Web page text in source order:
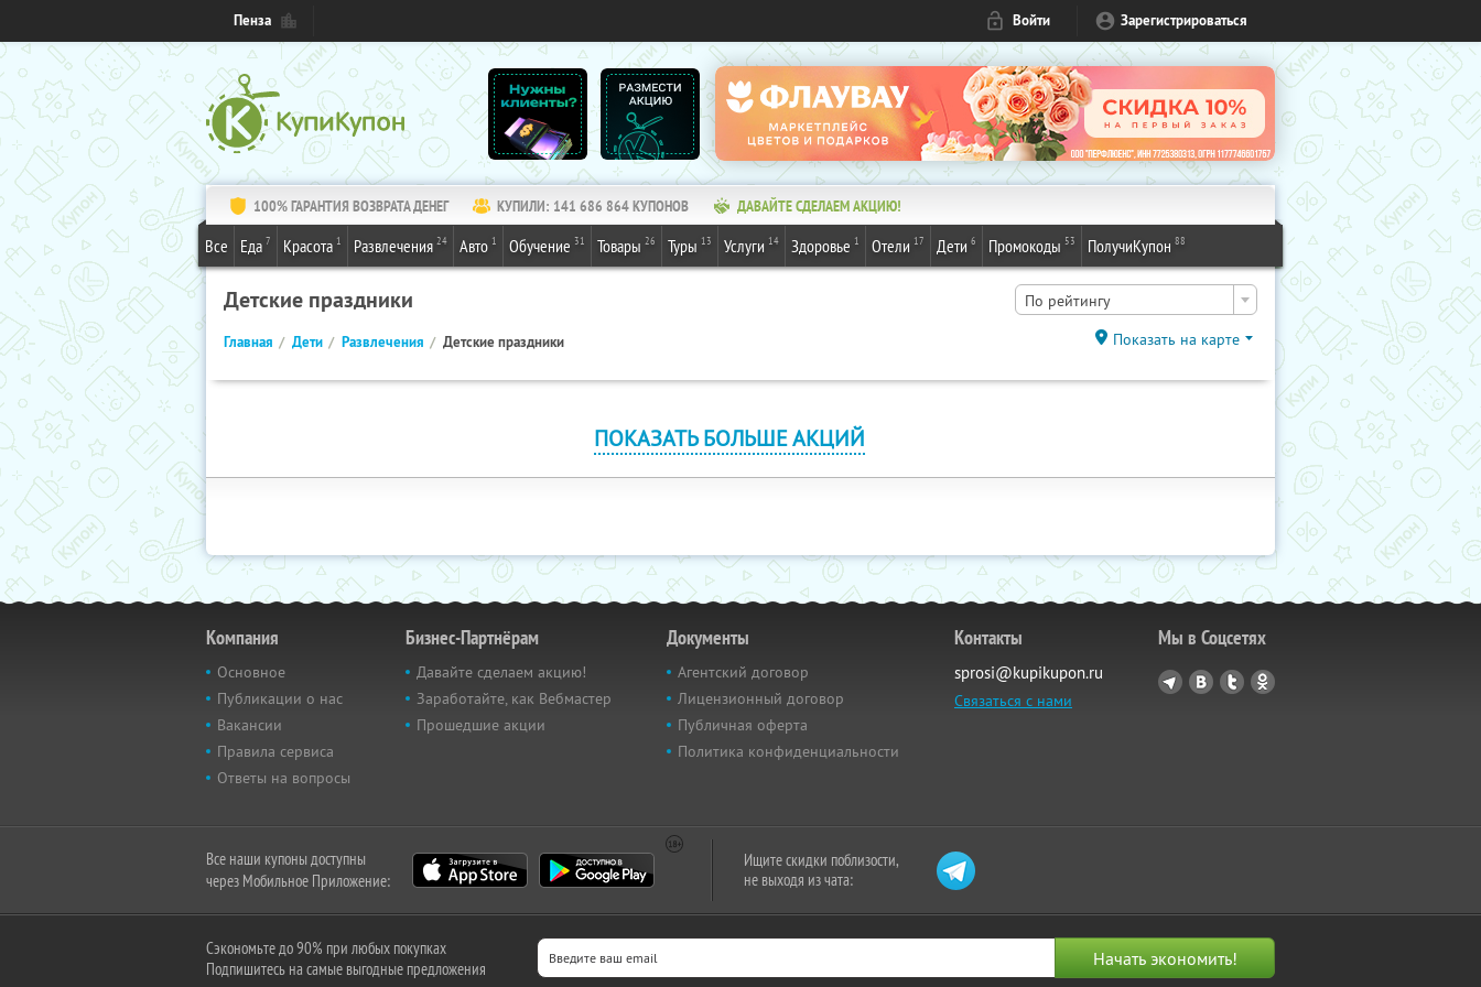
Пенза Войти Зарегистрироваться
100% ГАРАНТИЯ ВОЗВРАТА ДЕНЕГ КУПИЛИ: 141 686 864КУПОНОВ ДАВАЙТЕ СДЕЛАЕМ АКЦИЮ!
Все Еда 7 Красота 1 Развлечения 24 Авто 1 Обучение 31 Товары 26 Туры 13 Услуги 14 Здоровье 1 Отели 17 Дети 6 Промокоды 53 ПолучиКупон 88
Детские праздники По рейтингу
Главная Дети Развлечения Детские праздники Показать на карте
ПОКАЗАТЬ БОЛЬШЕ АКЦИЙ
Компания
Основное
Публикации о нас
Вакансии
Правила сервиса
Ответы на вопросы
Бизнес-Партнёрам
Давайте сделаем акцию!
Заработайте, как Вебмастер
Прошедшие акции
Документы
Агентский договор
Лицензионный договор
Публичная оферта
Политика конфиденциальности
Контакты
sprosi@kupikupon.ru
Связаться с нами
Мы в Соцсетях
Все наши купоны доступны
через Мобильное Приложение:
Ищите скидки поблизости,
не выходя из чата:
Сэкономьте до 90% при любых покупках
Подпишитесь на самые выгодные предложения